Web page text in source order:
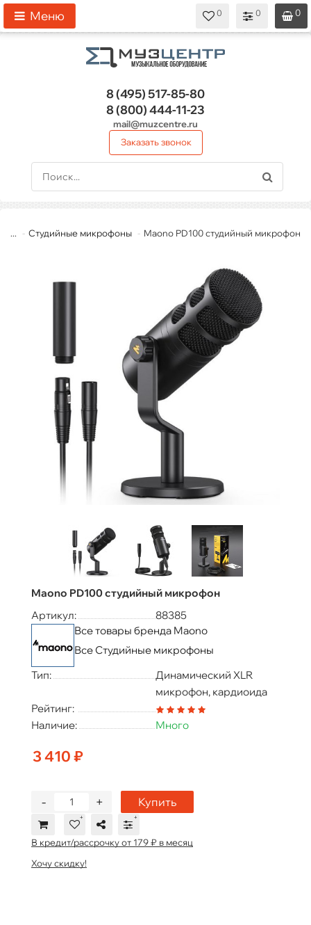
0
0
0
Меню
8 (495)517-85-80
8 (800)444-11-23
mail@muzcentre.ru
Заказать звонок
... Студийные микрофоны Maono PD100 студийный микрофон
Maono PD100 студийный микрофон
Артикул:
88385
Все товары бренда Maono
Все Студийные микрофоны
Тип:
Динамический XLR
микрофон, кардиоида
Рейтинг:
Наличие:
Много
3 410 ₽
+
- Купить
В кредит/рассрочку от 179 ₽ в месяц
Хочу скидку!